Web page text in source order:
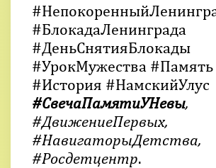
#БлокадаЛенинграда
#ДеньСнятияБлокады
#УрокМужества #Память
#История #НамскийУлус
#CвечаПамятиУНевы,
#ДвижениеПервых,
#НавигаторыДетства,
#Росдетцентр.